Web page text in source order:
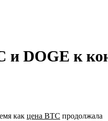
и DOGE к
как цена BTC продолжала